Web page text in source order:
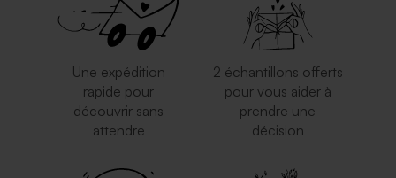
Une expédition
rapide pour
découvrir sans
attendre
2 échantillons offerts
pour vous aider à
prendre une
décision